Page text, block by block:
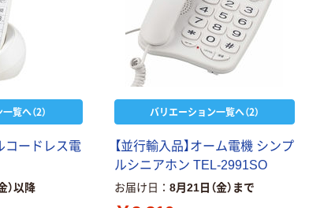
覧へ（2）
コードレス電
）以降
バリエーション一覧へ（2）
【並行輸入品】オーム電機 シンプ
ルシニアホン TEL-2991SO
お届け日 8月21日（金）まで